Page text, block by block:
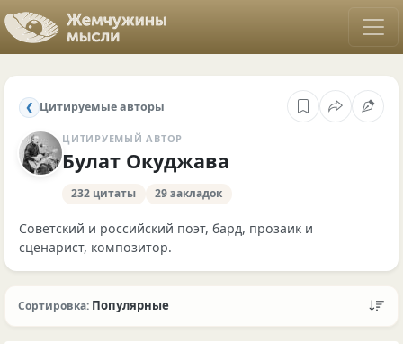
❮ Цитируемые авторы
ЦИТИРУЕМЫЙ АВТОР
Булат Окуджава
232 цитаты 29 закладок
Советский и российский поэт, бард, прозаик и
сценарист, композитор.
Сортировка: Популярные